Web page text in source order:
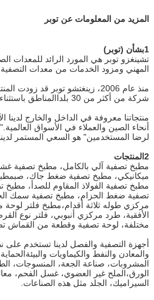
المزيد من المعلومات عن توبر
1بشأن (توبر)
تشينغزو توبر هي المورد الرائد للمعدات
المهني ومزود الخدمات من معدات
شركة من أكثر من 30 بلدا
المناطق
منتجاتنا معروفة في الداخل والخارج
لرضا المستخدمين" هو السعي المستمر
2المنتجات
مطبخ تصفية آلي بالكامل، مطبخ تصفية
ميكانيكي، مطبخ تصفية ضغط جاك، صب
مطبخ تصفية الفولاذ المقاوم للصدأ،
تصفية ضغط الحزام، مطبخ تصفية سمك
مركزي طوله ثلاثة أقدام،مطبخ فلتر
الأفقية، طرد مركزي أنبوبي، فلتر نوع
مختلفة، لوحة تصفية وقطعة من القماش
أجهزة التصفية والفصل لدينا تستخدم
والمعادن والنفط والكيماويات والبيئة
المشروبات، صناعة الجعة، المنسوجات،
الورق،الملح غير العضوي، غسل الفحم،
السيراميك، الجلد مثل هذه الصناعات.